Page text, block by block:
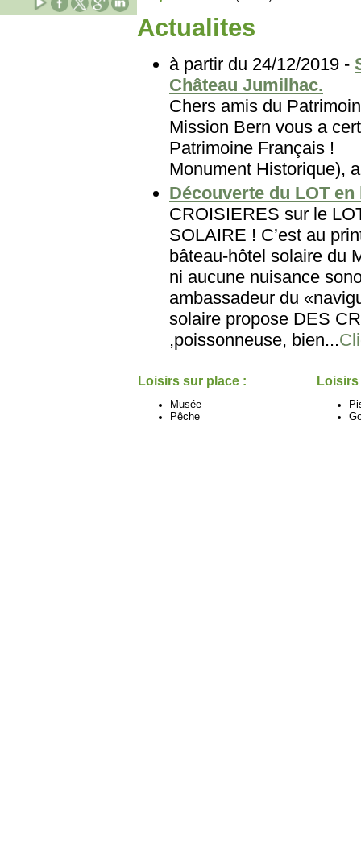
Actualites
à partir du 24/12/2019 -
Château Jumilhac.
Chers amis du
Mission Bern vous a
Patrimoine
Monument Historique),
Découverte du LOT
CROISIERES sur le
SOLAIRE ! C’est au
bâteau-hôtel solaire du
ni aucune nuisance
ambassadeur du
solaire propose DES
,poissonneuse, bien...
Loisirs sur place :
Musée
Pêche